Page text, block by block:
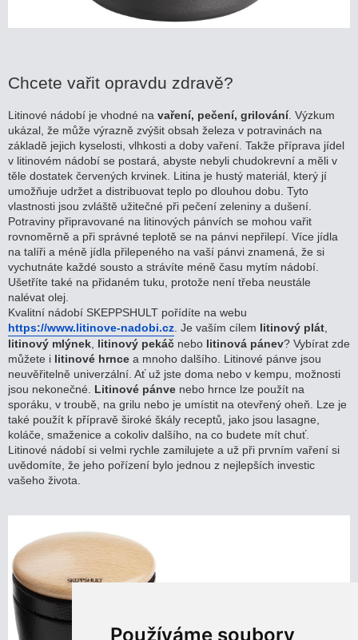
Používáme soubory
Chcete vařit opravdu zdravě?
Litinové nádobí je vhodné na vaření, pečení, grilování. Výzkum
ukázal, že může výrazně zvýšit obsah železa v potravinách na
základě jejich kyselosti, vlhkosti a doby vaření. Takže příprava jídel
v litinovém nádobí se postará, abyste nebyli chudokrevní a měli v
těle dostatek červených krvinek. Litina je hustý materiál, který jí
umožňuje udržet a distribuovat teplo po dlouhou dobu. Tyto
vlastnosti jsou zvláště užitečné při pečení zeleniny a dušení.
Potraviny připravované na litinových pánvích se mohou vařit
rovnoměrně a při správné teplotě se na pánvi nepřilepí. Více jídla
na talíři a méně jídla přilepeného na vaší pánvi znamená, že si
vychutnáte každé sousto a strávíte méně času mytím nádobí.
Ušetříte také na přidaném tuku, protože není třeba neustále
nalévat olej.
Kvalitní nádobí SKEPPSHULT pořídíte na webu
https://www.litinove-nadobi.cz. Je vaším cílem litinový plát,
litinový mlýnek, litinový pekáč nebo litinová pánev? Vybírat zde
můžete i litinové hrnce a mnoho dalšího. Litinové pánve jsou
neuvěřitelně univerzální. Ať už jste doma nebo v kempu, možnosti
jsou nekonečné. Litinové pánve nebo hrnce lze použít na
sporáku, v troubě, na grilu nebo je umístit na otevřený oheň. Lze je
také použít k přípravě široké škály receptů, jako jsou lasagne,
koláče, smaženice a cokoliv dalšího, na co budete mít chuť.
Litinové nádobí si velmi rychle zamilujete a už při prvním vaření si
uvědomíte, že jeho pořízení bylo jednou z nejlepších investic
vašeho života.